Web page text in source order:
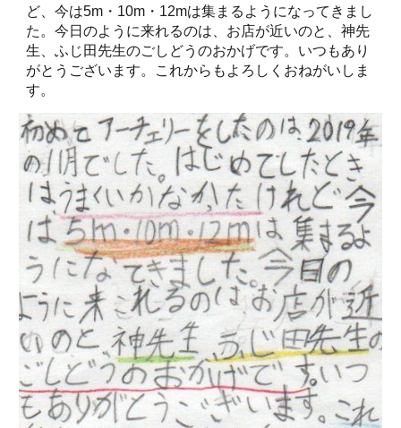
ど、今は5m・10m・12mは集まるようになってきまし
た。今日のように来れるのは、お店が近いのと、神先
生、ふじ田先生のごしどうのおかげです。いつもあり
がとうございます。これからもよろしくおねがいしま
す。